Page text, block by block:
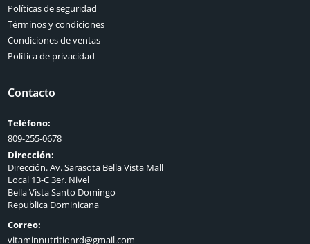
Políticas de seguridad
Términos y condiciones
Condiciones de ventas
Política de privacidad
Contacto
Teléfono:
809-255-0678
Dirección:
Dirección. Av. Sarasota Bella Vista Mall
Local 13-C 3er. Nivel
Bella Vista Santo Domingo
Republica Dominicana
Correo:
vitaminnutritionrd@gmail.com